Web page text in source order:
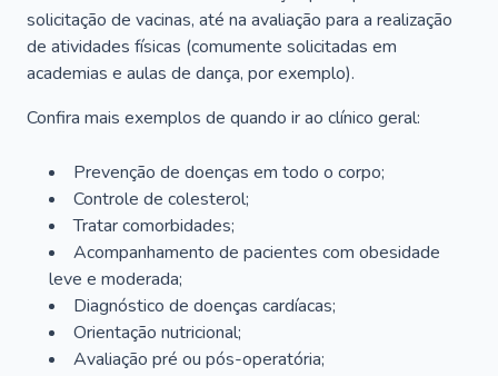
solicitação de vacinas, até na avaliação para a realização
de atividades físicas (comumente solicitadas em
academias e aulas de dança, por exemplo).
Confira mais exemplos de quando ir ao clínico geral:
Prevenção de doenças em todo o corpo;
Controle de colesterol;
Tratar comorbidades;
Acompanhamento de pacientes com obesidade
leve e moderada;
Diagnóstico de doenças cardíacas;
Orientação nutricional;
Avaliação pré ou pós-operatória;